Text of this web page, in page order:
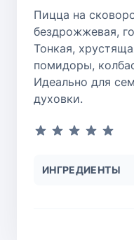
Пицца на
бездрожжевая,
Тонкая,
помидоры,
Идеально для
духовки.
ИНГРЕДИЕНТЫ